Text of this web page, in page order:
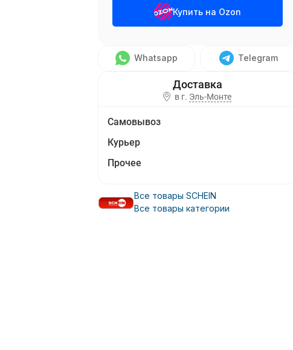
Купить на Ozon
Whatsapp Telegram
в г. Эль-Монте
Самовывоз
Курьер
Прочее
Все товары SCHEIN
Все товары категории